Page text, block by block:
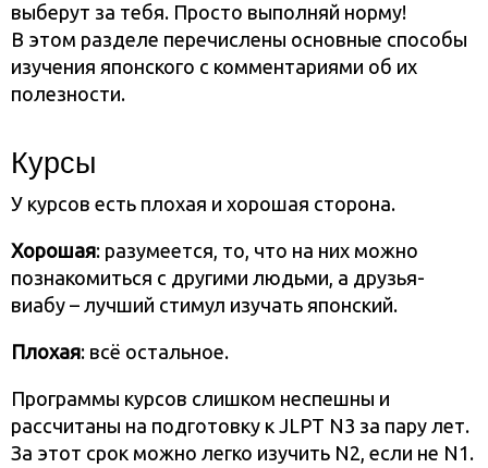
выберут за тебя. Просто выполняй норму!
В этом разделе перечислены основные способы
изучения японского с комментариями об их
полезности.
Курсы
У курсов есть плохая и хорошая сторона.
Хорошая: разумеется, то, что на них можно
познакомиться с другими людьми, а друзья-
виабу – лучший стимул изучать японский.
Плохая: всё остальное.
Программы курсов слишком неспешны и
рассчитаны на подготовку к JLPT N3 за пару лет.
За этот срок можно легко изучить N2, если не N1.